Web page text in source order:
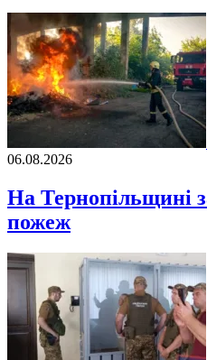
06.08.2026
На Тернопільщині
пожеж